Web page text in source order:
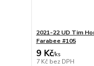
2021-22 UD Tim
Farabee #105
9 Kč/ks
7 Kč bez DPH